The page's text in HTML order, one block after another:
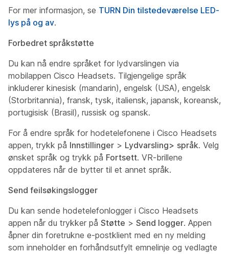
For mer informasjon, se TURN Din tilstedeværelse LED-
lys på og av.
Forbedret språkstøtte
Du kan nå endre språket for lydvarslingen via
mobilappen Cisco Headsets. Tilgjengelige språk
inkluderer kinesisk (mandarin), engelsk (USA), engelsk
(Storbritannia), fransk, tysk, italiensk, japansk, koreansk,
portugisisk (Brasil), russisk og spansk.
For å endre språk for hodetelefonene i Cisco Headsets
appen, trykk på Innstillinger > Lydvarsling> språk. Velg
ønsket språk og trykk på Fortsett. VR-brillene
oppdateres når de bytter til et annet språk.
Send feilsøkingslogger
Du kan sende hodetelefonlogger i Cisco Headsets
appen når du trykker på Støtte > Send logger. Appen
åpner din foretrukne e-postklient med en ny melding
som inneholder en forhåndsutfylt emnelinje og vedlagte